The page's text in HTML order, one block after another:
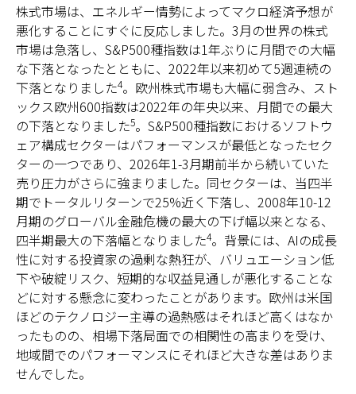
株式市場は、エネルギー情勢によってマクロ経済予想が
悪化することにすぐに反応しました。3月の世界の株式
市場は急落し、S&P500種指数は1年ぶりに月間での大幅
な下落となったとともに、2022年以来初めて5週連続の
下落となりました4。欧州株式市場も大幅に弱含み、スト
ックス欧州600指数は2022年の年央以来、月間での最大
の下落となりました5。S&P500種指数におけるソフトウ
ェア構成セクターはパフォーマンスが最低となったセク
ターの一つであり、2026年1-3月期前半から続いていた
売り圧力がさらに強まりました。同セクターは、当四半
期でトータルリターンで25%近く下落し、2008年10-12
月期のグローバル金融危機の最大の下げ幅以来となる、
四半期最大の下落幅となりました4。背景には、AIの成長
性に対する投資家の過剰な熱狂が、バリュエーション低
下や破綻リスク、短期的な収益見通しが悪化することな
どに対する懸念に変わったことがあります。欧州は米国
ほどのテクノロジー主導の過熱感はそれほど高くはなか
ったものの、相場下落局面での相関性の高まりを受け、
地域間でのパフォーマンスにそれほど大きな差はありま
せんでした。